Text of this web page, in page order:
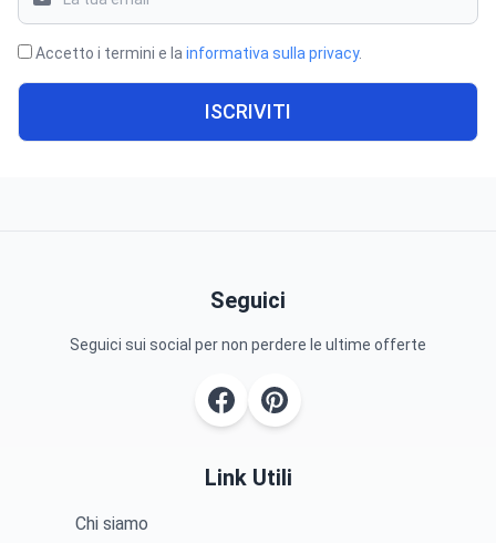
Accetto i termini e la informativa sulla privacy.
ISCRIVITI
Seguici
Seguici sui social per non perdere le ultime offerte
Link Utili
Chi siamo